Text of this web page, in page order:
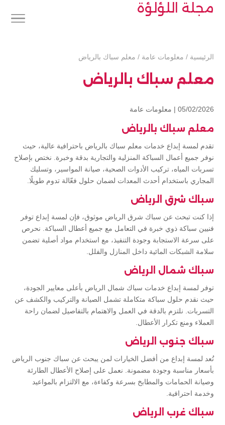
مجلة اللؤلؤة
الرئيسية / معلومات عامة / معلم سباك بالرياض
معلم سباك بالرياض
05/02/2026 | معلومات عامة
معلم سباك بالرياض
تقدم لمسة إبداع خدمات معلم سباك بالرياض باحترافية عالية، حيث
نوفر جميع أعمال السباكة المنزلية والتجارية بدقة وخبرة. نختص بإصلاح
تسربات المياه، تركيب الأدوات الصحية، صيانة المواسير، وتسليك
المجاري باستخدام أحدث المعدات لضمان حلول فعّالة تدوم طويلًا.
سباك شرق الرياض
إذا كنت تبحث عن سباك شرق الرياض موثوق، فإن لمسة إبداع توفر
فنيين سباكة ذوي خبرة في التعامل مع جميع أعطال السباكة. نحرص
على سرعة الاستجابة وجودة التنفيذ، مع استخدام مواد أصلية تضمن
سلامة الشبكات المائية داخل المنازل والفلل.
سباك شمال الرياض
توفر لمسة إبداع خدمات سباك شمال الرياض بأعلى معايير الجودة،
حيث نقدم حلول سباكة متكاملة تشمل الصيانة والتركيب والكشف عن
التسربات. نلتزم بالدقة في العمل والاهتمام بالتفاصيل لضمان راحة
العملاء ومنع تكرار الأعطال.
سباك جنوب الرياض
تُعد لمسة إبداع من أفضل الخيارات لمن يبحث عن سباك جنوب الرياض
بأسعار مناسبة وجودة مضمونة. نعمل على إصلاح الأعطال الطارئة
وصيانة الحمامات والمطابخ بسرعة وكفاءة، مع الالتزام بالمواعيد
وخدمة احترافية.
سباك غرب الرياض